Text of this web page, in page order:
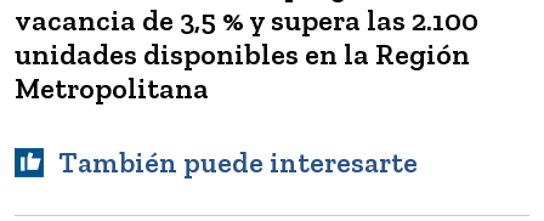
vacancia de 3,5 % y supera las 2.100
unidades disponibles en la Región
Metropolitana
También puede interesarte